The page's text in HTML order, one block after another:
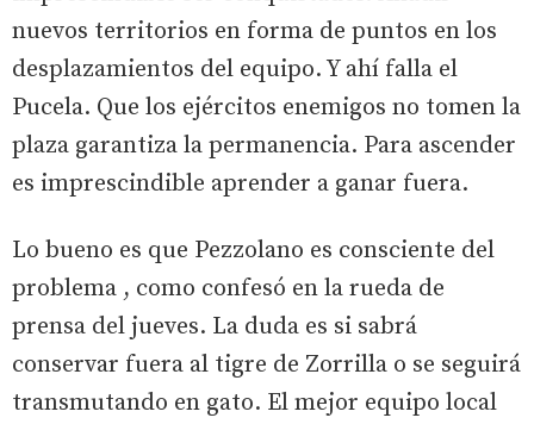
nuevos territorios en forma de puntos en los
desplazamientos del equipo. Y ahí falla el
Pucela. Que los ejércitos enemigos no tomen la
plaza garantiza la permanencia. Para ascender
es imprescindible aprender a ganar fuera.
Lo bueno es que Pezzolano es consciente del
problema , como confesó en la rueda de
prensa del jueves. La duda es si sabrá
conservar fuera al tigre de Zorrilla o se seguirá
transmutando en gato. El mejor equipo local